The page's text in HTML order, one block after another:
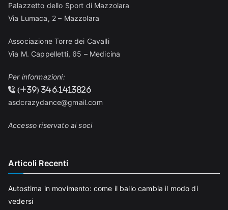
Palazzetto dello Sport di Mazzolara
Via Lumaca, 2 – Mazzolara
Associazione Torre dei Cavalli
Via M. Cappelletti, 65 – Medicina
Per informazioni:
(+39) 346.1413826
asdcrazydance@gmail.com
Accesso riservato ai soci
Articoli Recenti
Autostima in movimento: come il ballo cambia il modo di
vedersi